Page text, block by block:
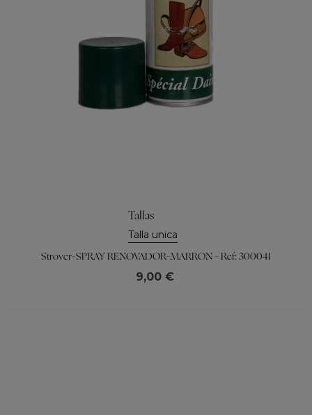
Tallas
Talla unica
Strover-SPRAY RENOVADOR-MARRON - Ref: 300041
9,00 €